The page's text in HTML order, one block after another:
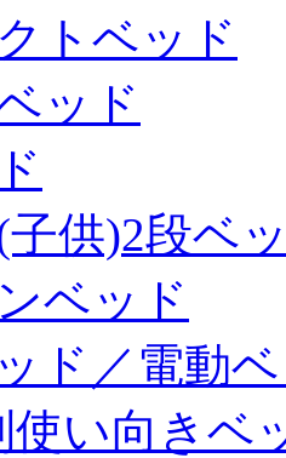
トベッド
ッド
供)2段ベ
ベッド
ド／電動
使い向きベ